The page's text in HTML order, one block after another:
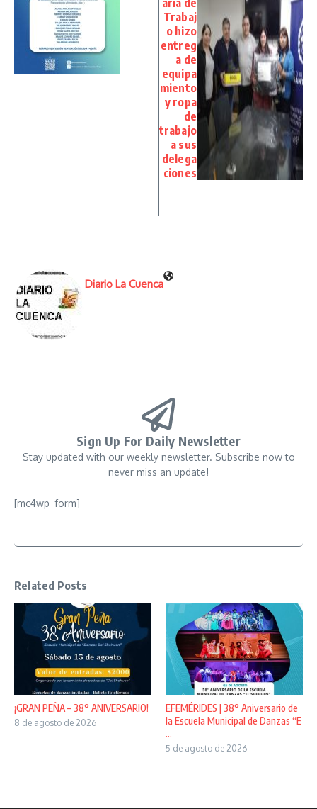
aría de
Trabaj
o hizo
entreg
a de
equipa
miento
y ropa
de
trabajo
a sus
delega
ciones
Diario La Cuenca
Sign Up For Daily Newsletter
Stay updated with our weekly newsletter. Subscribe now to
never miss an update!
[mc4wp_form]
Related Posts
¡GRAN PEÑA – 38° ANIVERSARIO!
8 de agosto de 2026
EFEMÉRIDES | 38° Aniversario de
la Escuela Municipal de Danzas “E
...
5 de agosto de 2026